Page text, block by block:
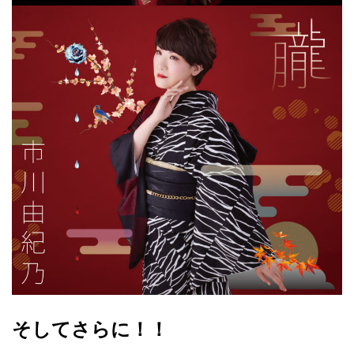
そしてさらに！！